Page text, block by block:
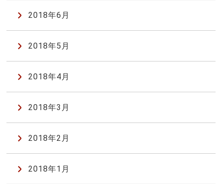
2018年6月
2018年5月
2018年4月
2018年3月
2018年2月
2018年1月